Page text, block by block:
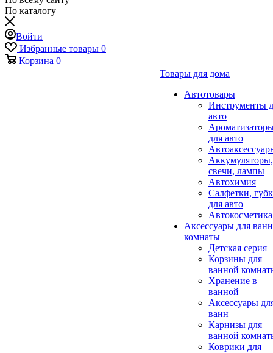
По каталогу
Войти
Избранные товары 0
Корзина 0
Товары для дома
Автотовары
Инструменты
авто
для авто
Аккумуляторы,
свечи, лампы
Автохимия
Салфетки,
для авто
Автокосметика
Аксессуары для
комнаты
Детская серия
Корзины для
ванной
Хранение в
ванной
Аксессуары
ванн
Карнизы для
ванной
Коврики для